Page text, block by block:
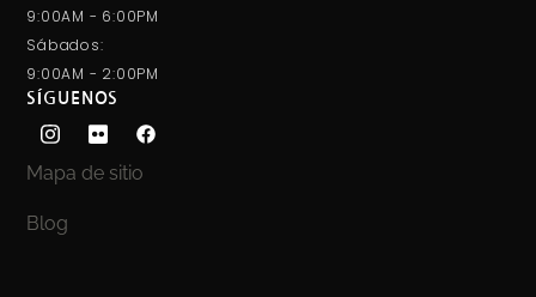
9:00AM - 6:00PM
Sábados:
9:00AM - 2:00PM
SÍGUENOS
Mapa de sitio
Blog